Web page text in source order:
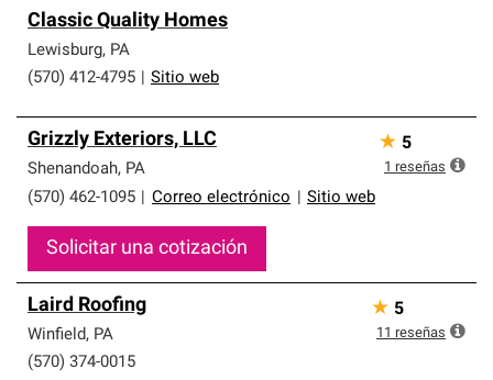
Classic Quality Homes
Lewisburg, PA
(570) 412-4795
Sitio web
Grizzly Exteriors, LLC
Shenandoah, PA
(570) 462-1095
Correo electrónico Sitio web
Solicitar una cotización
★ 5
1 reseñas
Laird Roofing
Winfield, PA
(570) 374-0015
★ 5
11 reseñas